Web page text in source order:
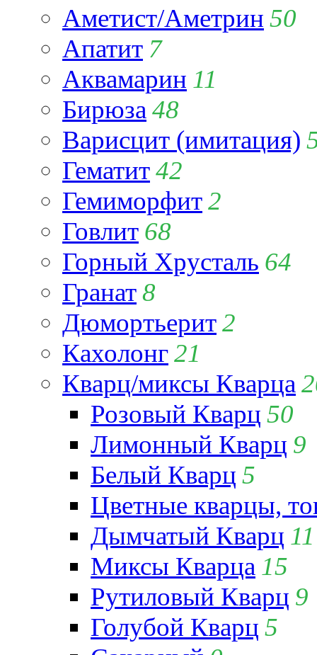
Аметист/Аметрин 50
Апатит 7
Аквамарин 11
Бирюза 48
Варисцит (имитация)
Гематит42
Гемиморфит2
Говлит 68
Горный Хрусталь 64
Гранат8
Дюмортьерит2
Кахолонг21
Кварц/миксы Кварца
Розовый Кварц 50
Лимонный Кварц 9
Белый Кварц 5
Цветные кварцы,
Дымчатый Кварц 11
Миксы Кварца 15
Рутиловый Кварц 9
Голубой Кварц 5